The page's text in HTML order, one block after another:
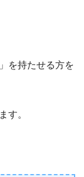
を持たせる方を
す。